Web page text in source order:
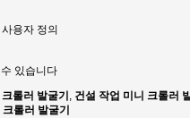
용자 정의
있습니다
롤러 발굴기, 건설 작업 미니 크롤러
롤러 발굴기